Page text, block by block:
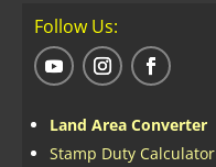
Follow Us:
Land Area Converter
Stamp Duty Calculator